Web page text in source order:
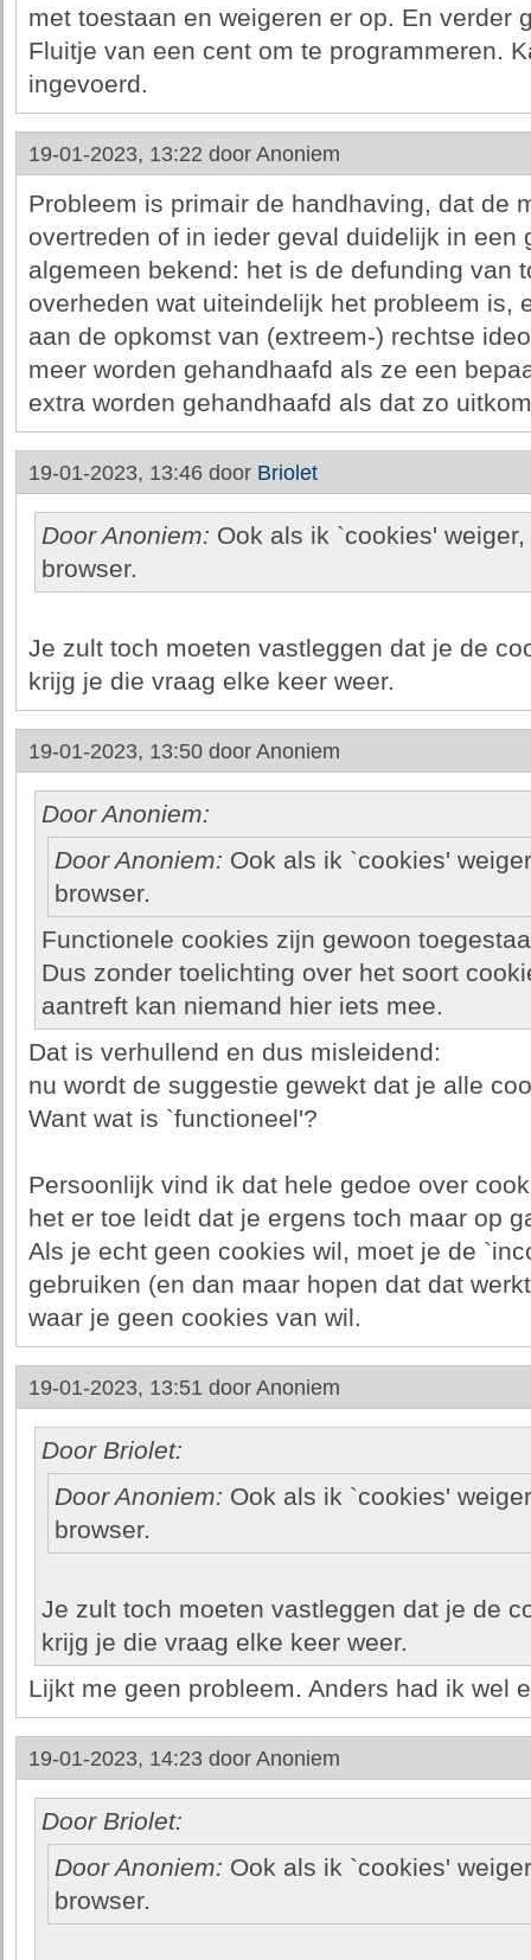
met toestaan en weigeren er op. En verder
Fluitje van een cent om te programmeren.
ingevoerd.
19-01-2023, 13:22 door Anoniem
Probleem is primair de handhaving, dat de
overtreden of in ieder geval duidelijk in een
algemeen bekend: het is de defunding van
overheden wat uiteindelijk het probleem is,
aan de opkomst van (extreem-) rechtse
meer worden gehandhaafd als ze een
extra worden gehandhaafd als dat zo
19-01-2023, 13:46 door Briolet
Door Anoniem: Ook als ik `cookies'
browser.
Je zult toch moeten vastleggen dat je de
krijg je die vraag elke keer weer.
19-01-2023, 13:50 door Anoniem
Door Anoniem:
Door Anoniem: Ook als ik `cookies'
browser.
Functionele cookies zijn gewoon
Dus zonder toelichting over het soort
aantreft kan niemand hier iets mee.
Dat is verhullend en dus misleidend:
nu wordt de suggestie gewekt dat je alle
Want wat is `functioneel'?
Persoonlijk vind ik dat hele gedoe over
het er toe leidt dat je ergens toch maar op
Als je echt geen cookies wil, moet je de
gebruiken (en dan maar hopen dat dat
waar je geen cookies van wil.
19-01-2023, 13:51 door Anoniem
Door Briolet:
Door Anoniem: Ook als ik `cookies'
browser.
Je zult toch moeten vastleggen dat je de
krijg je die vraag elke keer weer.
Lijkt me geen probleem. Anders had ik wel
19-01-2023, 14:23 door Anoniem
Door Briolet:
Door Anoniem: Ook als ik `cookies'
browser.